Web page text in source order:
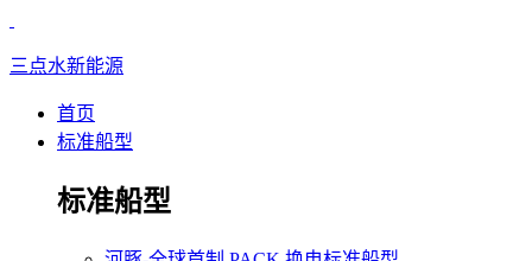
三点水新能源
首页
标准船型
标准船型